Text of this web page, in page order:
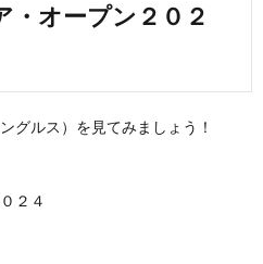
・オープン２０２
グルス）を見てみましょう！
２４